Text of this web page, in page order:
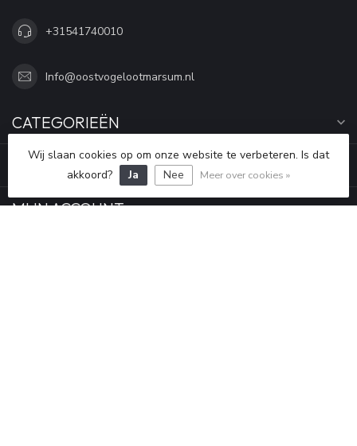
+31541740010
Info@oostvogelootmarsum.nl
CATEGORIEËN
INFORMATIE
MIJN ACCOUNT
Wij slaan cookies op om onze website te verbeteren. Is dat
akkoord?
Ja Nee Meer over cookies »